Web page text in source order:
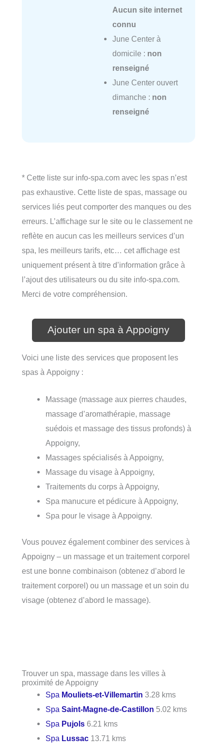
Aucun site internet
connu
June Center à
domicile : non
renseigné
June Center ouvert
dimanche : non
renseigné
* Cette liste sur info-spa.com avec les spas n’est
pas exhaustive. Cette liste de spas, massage ou
services liés peut comporter des manques ou des
erreurs. L’affichage sur le site ou le classement ne
reflète en aucun cas les meilleurs services d’un
spa, les meilleurs tarifs, etc… cet affichage est
uniquement présent à titre d’information grâce à
l’ajout des utilisateurs ou du site info-spa.com.
Merci de votre compréhension.
Ajouter un spa à Appoigny
Voici une liste des services que proposent les
spas à Appoigny :
Massage (massage aux pierres chaudes,
massage d’aromathérapie, massage
suédois et massage des tissus profonds) à
Appoigny,
Massages spécialisés à Appoigny,
Massage du visage à Appoigny,
Traitements du corps à Appoigny,
Spa manucure et pédicure à Appoigny,
Spa pour le visage à Appoigny.
Vous pouvez également combiner des services à
Appoigny – un massage et un traitement corporel
est une bonne combinaison (obtenez d’abord le
traitement corporel) ou un massage et un soin du
visage (obtenez d’abord le massage).
Trouver un spa, massage dans les villes à
proximité de Appoigny
Spa Mouliets-et-Villemartin 3.28 kms
SpaSaint-Magne-de-Castillon 5.02 kms
Spa Pujols 6.21 kms
Spa Lussac 13.71 kms